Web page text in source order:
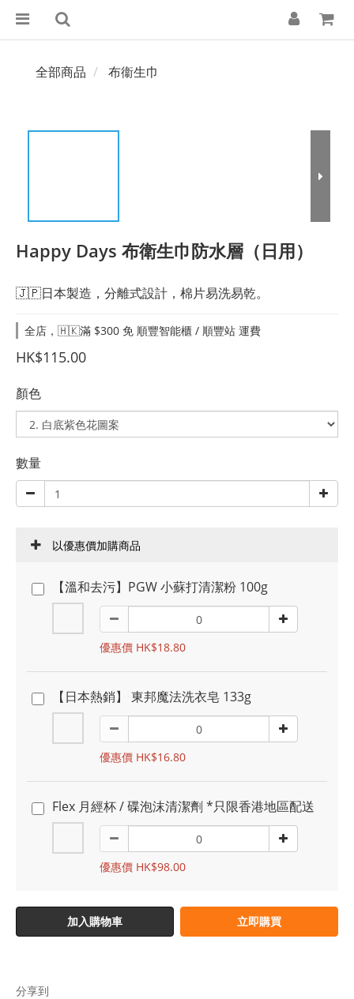
全部商品 布衞生巾
Happy Days 布衛生巾防水層（日用）
🇯🇵日本製造，分離式設計，棉片易洗易乾。
全店，🇭🇰滿 $300 免 順豐智能櫃 / 順豐站 運費
HK$115.00
顏色
數量
以優惠價加購商品
【溫和去污】PGW 小蘇打清潔粉 100g
優惠價 HK$18.80
【日本熱銷】 東邦魔法洗衣皂 133g
優惠價 HK$16.80
Flex 月經杯 / 碟泡沫清潔劑 *只限香港地區配送
優惠價 HK$98.00
加入購物車 立即購買
分享到